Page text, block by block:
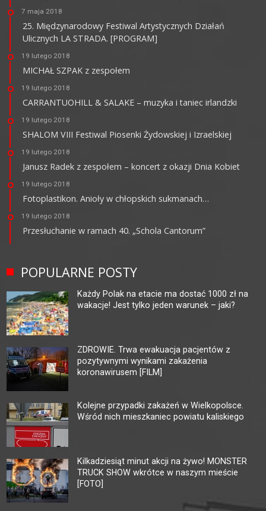
7 maja 2018
25. Międzynarodowy Festiwal Artystycznych Działań
Ulicznych LA STRADA. [PROGRAM]
19 lutego 2018
MICHAŁ SZPAK z zespołem
19 lutego 2018
CARRANTUOHILL & SALAKE – muzyka i taniec irlandzki
19 lutego 2018
SHALOM VIII Festiwal Piosenki Żydowskiej i Izraelskiej
19 lutego 2018
Janusz Radek z zespołem – koncert z okazji Dnia Kobiet
19 lutego 2018
Fotoplastikon. Anioły w chłopskich sukmanach…
19 lutego 2018
Przesłuchanie w ramach 40. „Schola Cantorum”
POPULARNE POSTY
Każdy Polak na etacie ma dostać 1000 zł na
wakacje! Jest tylko jeden warunek – jaki?
ZDROWIE. Trwa ewakuacja pacjentów z
pozytywnymi wynikami zakażenia
koronawirusem [FILM]
Kolejne przypadki zakażeń w Wielkopolsce.
Wśród nich mieszkaniec powiatu kaliskiego
Kilkadziesiąt minut akcji na żywo! MONSTER
TRUCK SHOW wkrótce w naszym mieście
[FOTO]